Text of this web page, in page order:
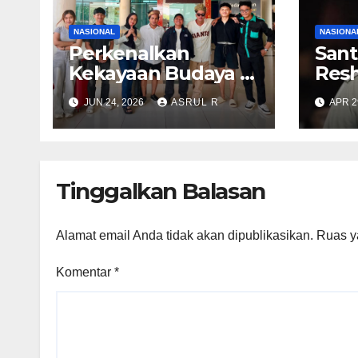
NASIONAL
Perkenalkan
Kekayaan Budaya di
Kepri, Film
“Samudra di Atas
Laut” Angkat Kisah
JUN 24, 2026 ASRUL R APR
Tinggalkan Balasan
Alamat email Anda tidak akan dipublikasikan. Ruas
Komentar *